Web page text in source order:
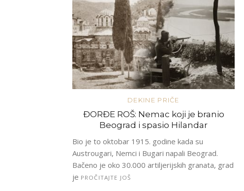
DEKINE PRIČE
ĐORĐE ROŠ: Nemac koji je branio
Beograd i spasio Hilandar
Bio je to oktobar 1915. godine kada su
Austrougari, Nemci i Bugari napali Beograd.
Bačeno je oko 30.000 artiljerijskih granata, grad
je PROČITAJTE JOŠ